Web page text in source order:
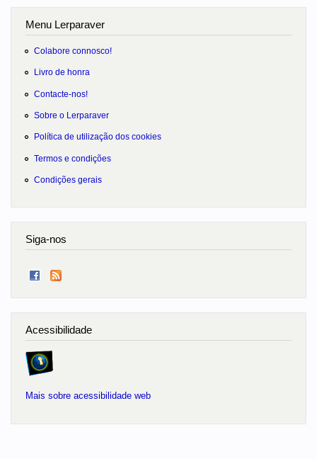
Menu Lerparaver
Colabore connosco!
Livro de honra
Contacte-nos!
Sobre o Lerparaver
Política de utilização dos cookies
Termos e condições
Condições gerais
Siga-nos
Acessibilidade
Mais sobre acessibilidade web